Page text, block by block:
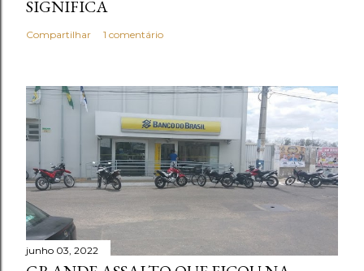
SIGNIFICA
Compartilhar 1 comentário
junho 03, 2022